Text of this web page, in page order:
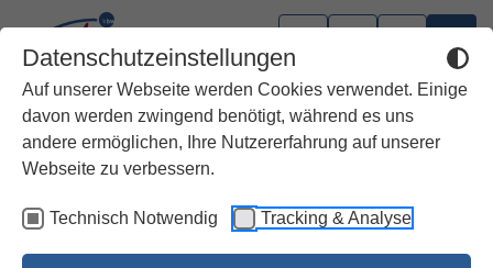
Datenschutzeinstellungen
Auf unserer Webseite werden Cookies verwendet. Einige
davon werden zwingend benötigt, während es uns
andere ermöglichen, Ihre Nutzererfahrung auf unserer
Webseite zu verbessern.
Technisch Notwendig Tracking & Analyse